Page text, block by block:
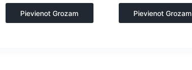
Pievienot Grozam Pievienot Grozam